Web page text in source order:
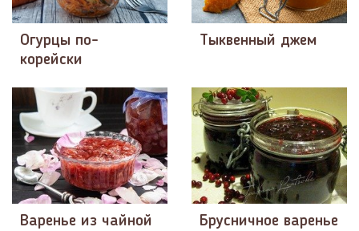
Огурцы по-
корейски
Тыквенный джем
Варенье из чайной
Брусничное варенье